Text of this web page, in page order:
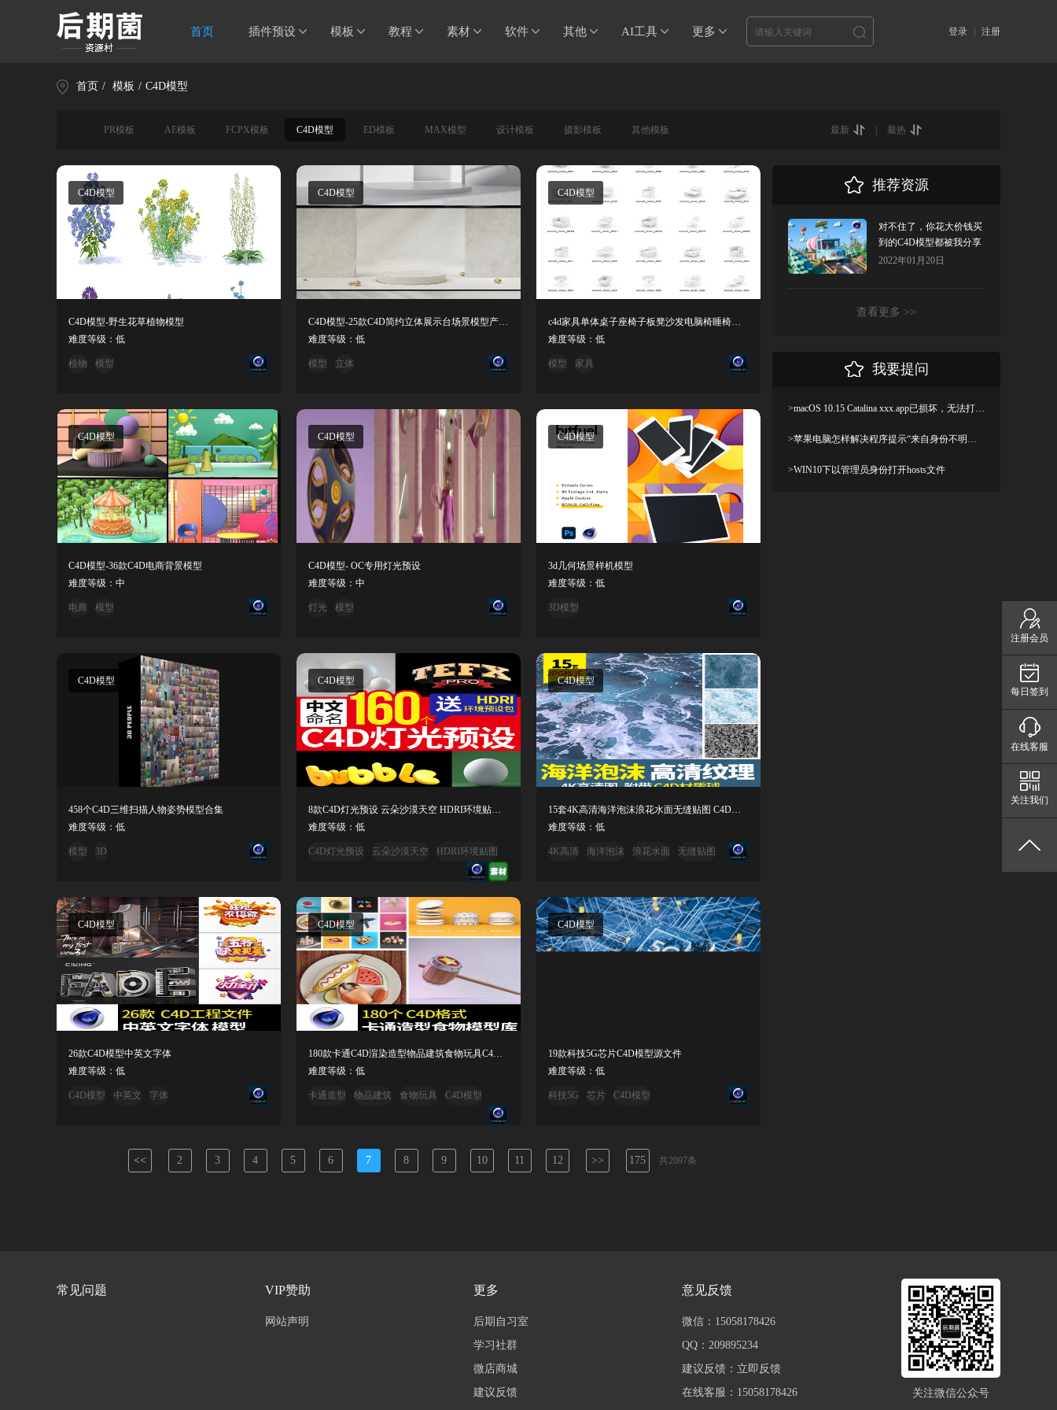
首页 插件预设 模板 教程 素材 软件 其他 AI工具 更多 登录 注册
首页 / 模板 / C4D模型
PR模板 AE模板 FCPX模板 C4D模型 ED模板 MAX模型 设计模板 摄影模板 其他模板 最新 最热
C4D模型
C4D模型-野生花草植物模型
难度等级：低
植物 模型
C4D模型
C4D模型-25款C4D简约立体展示台场景模型产品展架海报工程文件设计素材
难度等级：低
模型 立体
C4D模型
c4d家具单体桌子座椅子板凳沙发电脑椅睡椅模型素材
难度等级：低
模型 家具
C4D模型
C4D模型-36款C4D电商背景模型
难度等级：中
电商 模型
C4D模型
C4D模型- OC专用灯光预设
难度等级：中
灯光 模型
C4D模型
3d几何场景样机模型
难度等级：低
3D模型
C4D模型
458个C4D三维扫描人物姿势模型合集
难度等级：低
模型 3D
C4D模型
8款C4D灯光预设 云朵沙漠天空 HDRI环境贴图lib4d中文
难度等级：低
C4D灯光预设 云朵沙漠天空 HDRI环境贴图
C4D模型
15套4K高清海洋泡沫浪花水面无缝贴图 C4D渲染材质球
难度等级：低
4K高清 海洋泡沫 浪花水面 无缝贴图
C4D模型
26款C4D模型中英文字体
难度等级：低
C4D模型 中英文 字体
C4D模型
180款卡通C4D渲染造型物品建筑食物玩具C4D模型
难度等级：低
卡通造型 物品建筑 食物玩具 C4D模型
C4D模型
19款科技5G芯片C4D模型源文件
难度等级：低
科技5G 芯片 C4D模型
<< 2 3 4 5 6 7 8 9 10 11 12 >> 175 共2097条
推荐资源
对不住了，你花大价钱买
到的C4D模型都被我分享
了！
2022年01月20日
查看更多 >>
我要提问
>macOS 10.15 Catalina xxx.app已损坏，无法打开，你应该将它移到废纸篓解决方法
>苹果电脑怎样解决程序提示“来自身份不明开发者”及设置显示出“允许任何来源”
>WIN10下以管理员身份打开hosts文件
常见问题 VIP赞助
网站声明
更多
后期自习室
学习社群
微店商城
建议反馈
意见反馈
微信：15058178426
QQ：209895234
建议反馈： 立即反馈
在线客服：15058178426
关注微信公众号
注册会员
每日签到
在线客服
关注我们